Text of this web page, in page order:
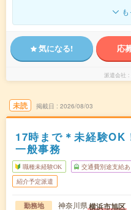
気になる! 応
派遣会社
未読 掲載日 2026/08/03
17時まで＊未経験OK
一般事務
職種未経験OK 交通費別途支給あ
紹介予定派遣
勤務地 神奈川県横浜市旭区